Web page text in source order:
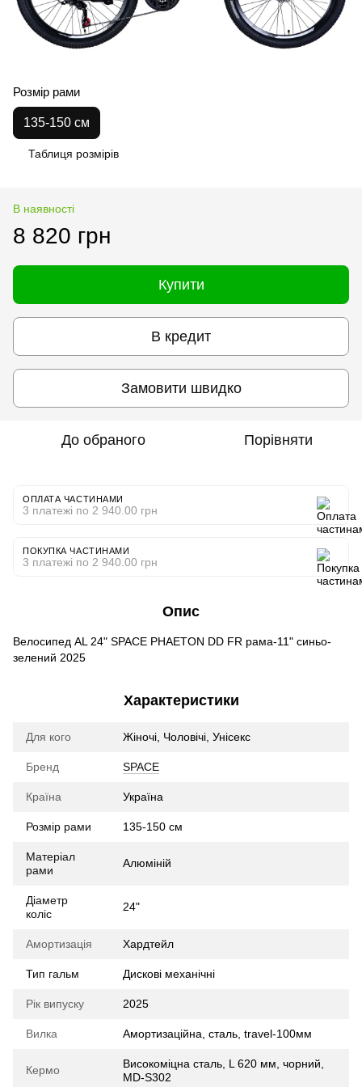
Розмір рами
135-150 см
Таблиця розмірів
В наявності
8 820 грн
Купити
В кредит
Замовити швидко
До обраного Порівняти
ОПЛАТА ЧАСТИНАМИ
3 платежі по 2 940.00 грн
ПОКУПКА ЧАСТИНАМИ
3 платежі по 2 940.00 грн
Опис
Велосипед AL 24" SPACE PHAETON DD FR рама-11" синьо-
зелений 2025
Характеристики
Для кого Жіночі, Чоловічі, Унісекс
Бренд SPACE
Країна Україна
Розмір рами 135-150 см
Матеріал
рами
Алюміній
Діаметр
коліс
24"
Амортизація Хардтейл
Тип гальм Дискові механічні
Рік випуску 2025
Вилка Амортизаційна, cталь, travel-100мм
Кермо
Високоміцна сталь, L 620 мм, чорний,
MD-S302